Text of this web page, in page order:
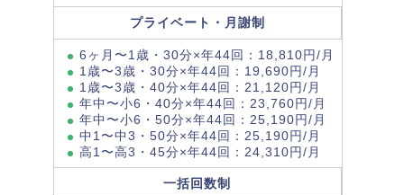
プライベート・月謝制
6ヶ月〜1歳・30分×年44回：18,810円/月
1歳〜3歳・30分×年44回：19,690円/月
1歳〜3歳・40分×年44回：21,120円/月
年中〜小6・40分×年44回：23,760円/月
年中〜小6・50分×年44回：25,190円/月
中1〜中3・50分×年44回：25,190円/月
高1〜高3・45分×年44回：24,310円/月
一括回数制